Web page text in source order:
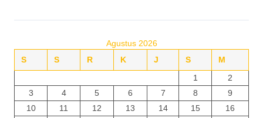
Agustus 2026
S
S R K J S
M
1
2
3
4 5 6 7 8
9
10
11 12 13 14 15
16